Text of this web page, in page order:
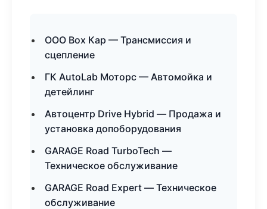
ООО Box Кар — Трансмиссия и
сцепление
ГК AutoLab Моторс — Автомойка и
детейлинг
Автоцентр Drive Hybrid — Продажа и
установка допоборудования
GARAGE Road TurboTech —
Техническое обслуживание
GARAGE Road Expert — Техническое
обслуживание